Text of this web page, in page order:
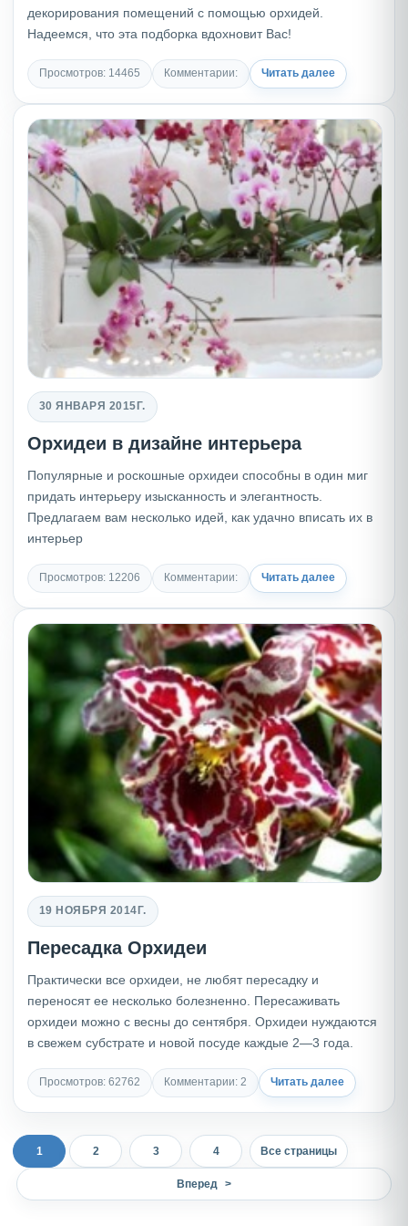
декорирования помещений с помощью орхидей.
Надеемся, что эта подборка вдохновит Вас!
Просмотров: 14465 Комментарии: Читать далее
30 ЯНВАРЯ 2015Г.
Орхидеи в дизайне интерьера
Популярные и роскошные орхидеи способны в один миг
придать интерьеру изысканность и элегантность.
Предлагаем вам несколько идей, как удачно вписать их в
интерьер
Просмотров: 12206 Комментарии: Читать далее
19 НОЯБРЯ 2014Г.
Пересадка Орхидеи
Практически все орхидеи, не любят пересадку и
переносят ее несколько болезненно. Пересаживать
орхидеи можно с весны до сентября. Орхидеи нуждаются
в свежем субстрате и новой посуде каждые 2—3 года.
Просмотров: 62762 Комментарии: 2 Читать далее
1 2 3 4 Все страницы
Вперед